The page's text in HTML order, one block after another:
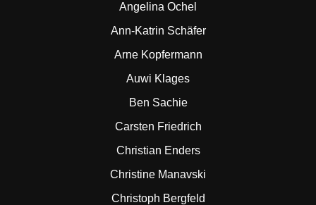
Angelina Ochel
Ann-Katrin Schäfer
Arne Kopfermann
Auwi Klages
Ben Sachie
Carsten Friedrich
Christian Enders
Christine Manavski
Christoph Bergfeld